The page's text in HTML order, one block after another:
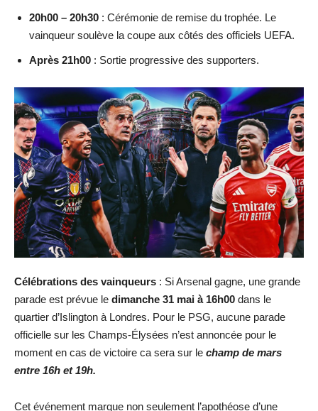
20h00 – 20h30 : Cérémonie de remise du trophée. Le
vainqueur soulève la coupe aux côtés des officiels UEFA.
Après 21h00 : Sortie progressive des supporters.
Célébrations des vainqueurs : Si Arsenal gagne, une grande
parade est prévue le dimanche 31 mai à 16h00 dans le
quartier d’Islington à Londres. Pour le PSG, aucune parade
officielle sur les Champs-Élysées n’est annoncée pour le
moment en cas de victoire ca sera sur le champ de mars
entre 16h et 19h.
Cet événement marque non seulement l’apothéose d’une